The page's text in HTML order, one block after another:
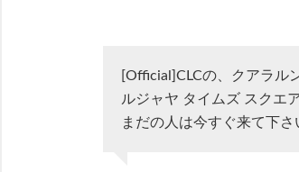
[Official]CLCの、クアラル
ルジャヤ タイムズ スクエ
まだの人は今すぐ来て下さ